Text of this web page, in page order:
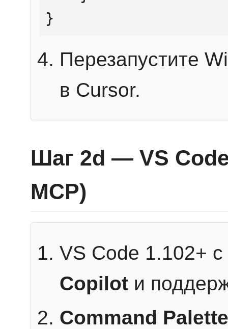
}
Перезапустите
в Cursor.
Шаг 2d — VS
MCP)
VS Code 1.102+
Copilot и
Command Palette